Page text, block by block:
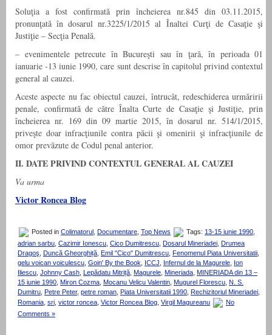
Soluţia a fost confirmată prin încheierea nr.845 din 03.11.2015,
pronunţată în dosarul nr.3225/1/2015 al Înaltei Curţi de Casaţie şi
Justiţie – Secţia Penală.
– evenimentele petrecute în Bucureşti sau în ţară, în perioada 01
ianuarie -13 iunie 1990, care sunt descrise în capitolul privind contextul
general al cauzei.
Aceste aspecte nu fac obiectul cauzei, întrucât, redeschiderea urmăririi
penale, confirmată de către Înalta Curte de Casaţie şi Justiţie, prin
încheierea nr. 169 din 09 martie 2015, în dosarul nr. 514/1/2015,
priveşte doar infracţiunile contra păcii şi omenirii şi infracţiunile de
omor prevăzute de Codul penal anterior.
II. DATE PRIVIND CONTEXTUL GENERAL AL CAUZEI
Va urma
Victor Roncea Blog
Posted in Colimatorul Documentare Top News Tags: 13-15 iunie 1990
adrian sarbu Cazimir Ionescu Cico Dumitrescu Dosarul Mineriadei
Drumea
Dragoş
Duncă Gheorghiță Emil "Cico" Dumitrescu Fenomenul Piata Universitatii
gelu voican voiculescu Goin' By the Book ICCJ Infernul de la Magurele
Ion
Iliescu Johnny Cash Lepădatu Mitriță Magurele Mineriada MINERIADA din 13 –
15 iunie 1990 Miron Cozma Mocanu Velicu Valentin Mugurel Florescu N. S.
Dumitru
Petre Peter, petre roman Piata Universitatii 1990 Rechizitoriul Mineriadei
Romania sri victor roncea Victor Roncea Blog Virgil Magureanu
No
Comments »